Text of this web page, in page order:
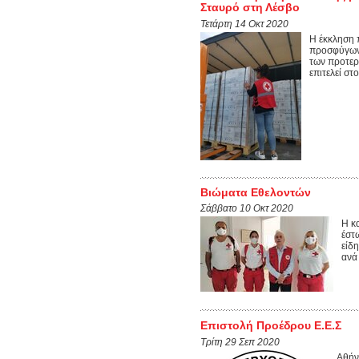
Σταυρό στη Λέσβο
Τετάρτη 14 Οκτ 2020
Η έκκληση
των
επιτελεί
Βιώματα Εθελοντών
Σάββατο 10 Οκτ 2020
Η
ανά
Επιστολή Προέδρου Ε.Ε.Σ
Τρίτη 29 Σεπ 2020